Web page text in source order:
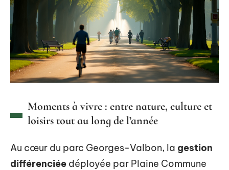
Moments à vivre : entre nature, culture et
loisirs tout au long de l’année
Au cœur du parc Georges-Valbon, la gestion
différenciée déployée par Plaine Commune